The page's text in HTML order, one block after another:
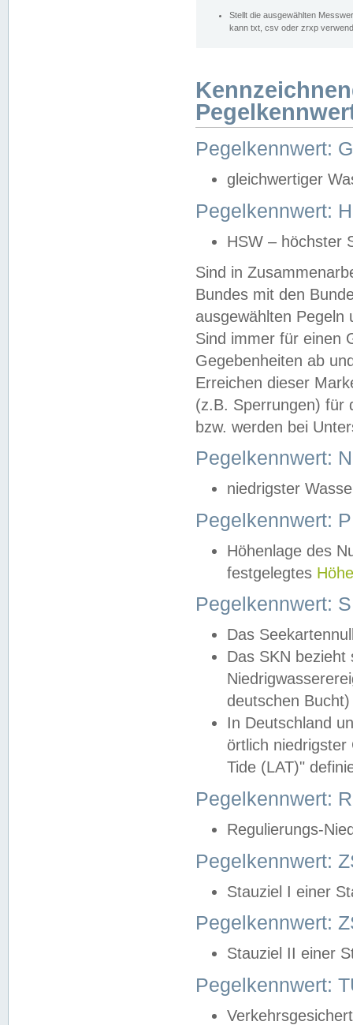
Stellt die ausgewählten
kann txt, csv oder zrxp
Pegelkennwert:
gleichwertiger
Pegelkennwert:
HSW – höchster
Sind in
Bundes mit den
ausgewählten
Sind immer für einen
Gegebenheiten ab
Erreichen dieser
(z.B. Sperrungen) für
bzw. werden bei
Pegelkennwert:
niedrigster
Pegelkennwert:
Höhenlage des
festgelegtes
Pegelkennwert:
Das
Das SKN
deutschen
In Deutschland
örtlich
Tide (LAT)"
Pegelkennwert:
Regulierungs-
Pegelkennwert:
Stauziel I einer
Pegelkennwert:
Stauziel II einer
Pegelkennwert: